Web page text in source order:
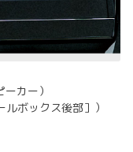
カー）
ボックス後部］）